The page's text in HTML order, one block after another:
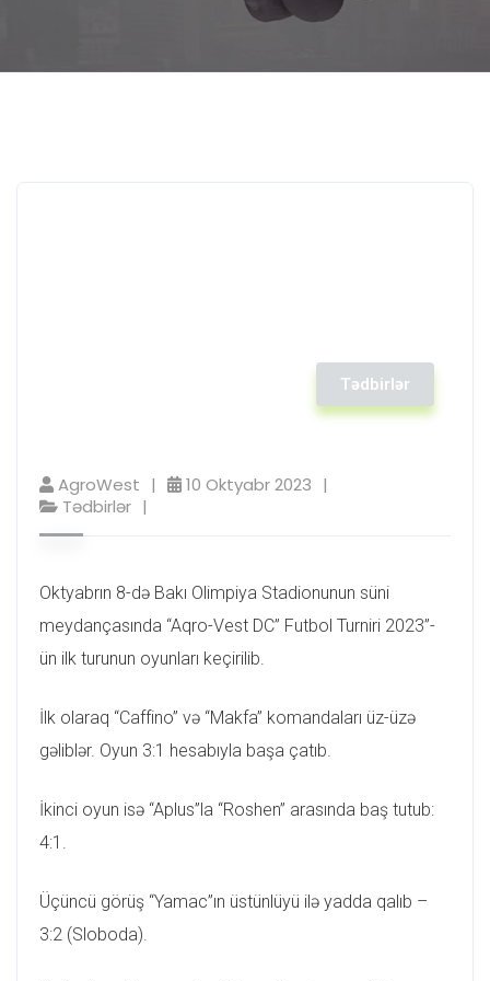
Tədbirlər
AgroWest
10 Oktyabr 2023
Tədbirlər
Oktyabrın 8-də Bakı Olimpiya Stadionunun süni
meydançasında “Aqro-Vest DC” Futbol Turniri 2023”-
ün ilk turunun oyunları keçirilib.
İlk olaraq “Caffino” və “Makfa” komandaları üz-üzə
gəliblər. Oyun 3:1 hesabıyla başa çatıb.
İkinci oyun isə “Aplus”la “Roshen” arasında baş tutub:
4:1.
Üçüncü görüş “Yamac”ın üstünlüyü ilə yadda qalıb –
3:2 (Sloboda).